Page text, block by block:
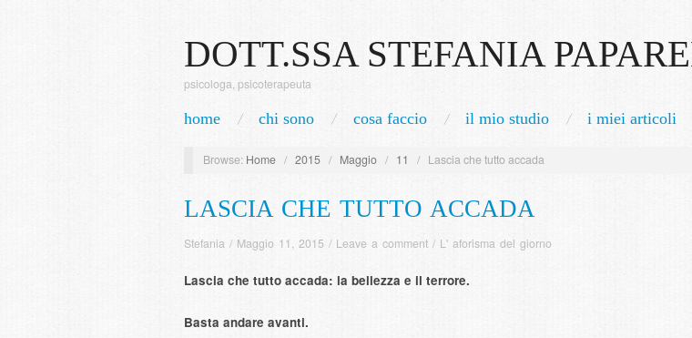
DOTT.SSA STEFANIA
psicologa, psicoterapeuta
home chi sono cosa faccio il mio studio i miei articoli
Browse: Home / 2015 / Maggio / 11 / Lascia che tutto accada
LASCIA CHE TUTTO ACCADA
Stefania / Maggio 11, 2015 / Leave a comment / L' aforisma del giorno
Lascia che tutto accada: la bellezza e il terrore.
Basta andare avanti.